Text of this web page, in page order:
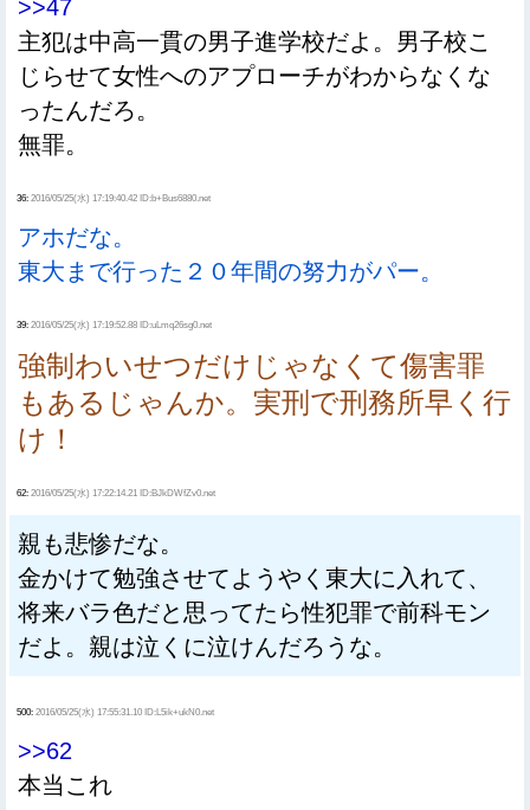
>>47
主犯は中高一貫の男子進学校だよ。男子校こ
じらせて女性へのアプローチがわからなくな
ったんだろ。
無罪。
36: 2016/05/25(水) 17:19:40.42 ID:b+Bus6880.net
アホだな。
東大まで行った２０年間の努力がパー。
39: 2016/05/25(水) 17:19:52.88 ID:uLmq26sg0.net
強制わいせつだけじゃなくて傷害罪
もあるじゃんか。実刑で刑務所早く行
け！
62: 2016/05/25(水) 17:22:14.21 ID:BJkDWfZv0.net
親も悲惨だな。
金かけて勉強させてようやく東大に入れて、
将来バラ色だと思ってたら性犯罪で前科モン
だよ。親は泣くに泣けんだろうな。
500: 2016/05/25(水) 17:55:31.10 ID:L5ik+ukN0.net
>>62
本当これ